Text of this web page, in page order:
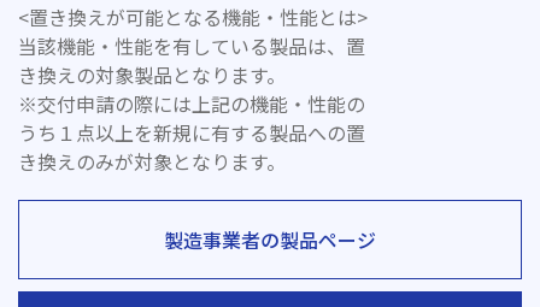
<置き換えが可能となる機能・性能とは>
当該機能・性能を有している製品は、置
き換えの対象製品となります。
※交付申請の際には上記の機能・性能の
うち１点以上を新規に有する製品への置
き換えのみが対象となります。
製造事業者の製品ページ